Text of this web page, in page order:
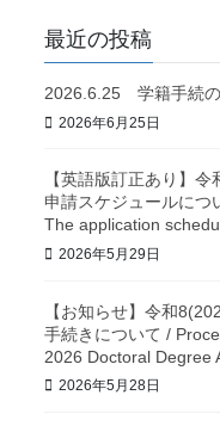
最近の投稿
2026.6.25 学籍手続
2026年6月25日
【英語版訂正あり】
申請スケジュールにつ
The application
2026年5月29日
【お知らせ】令和
手続きについて /
2026 Doctoral Degree
2026年5月28日